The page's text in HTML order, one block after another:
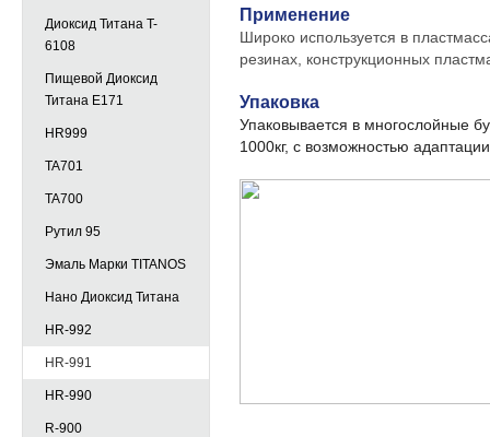
Диоксид Титана T-
6108
Пищевой Диоксид
Титана E171
HR999
TA701
TA700
Рутил 95
Эмаль Марки TITANOS
Нано Диоксид Титана
HR-992
HR-991
HR-990
R-900
Применение
Широко используется в
резинах, конструкционных
Упаковка
Упаковывается в многослойные
1000кг, с возможностью